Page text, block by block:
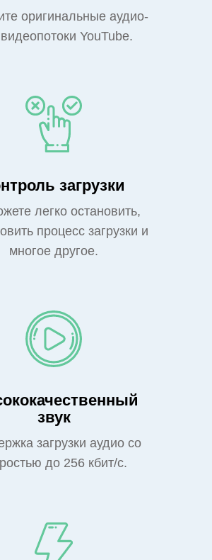
оригинальные аудио-
YouTube.
загрузки
легко остановить,
процесс загрузки и
многое другое.
звук
загрузки аудио со
до 256 кбит/с.